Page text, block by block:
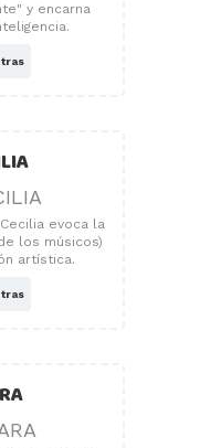
y encarna
evoca la
los músicos)
artística.